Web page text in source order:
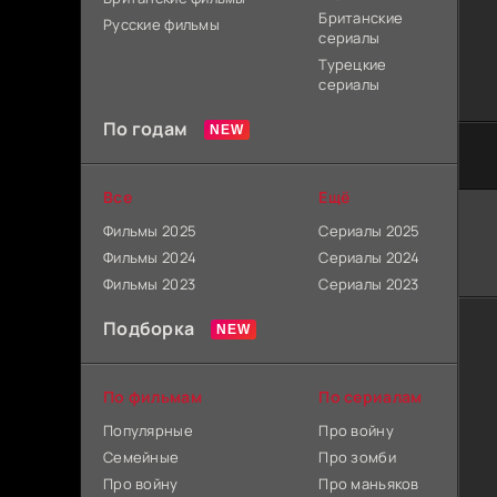
Русские фильмы
Британские
сериалы
Турецкие
сериалы
По годам
Все
Фильмы 2025
Фильмы 2024
Фильмы 2023
Ещё
Сериалы 2025
Сериалы 2024
Сериалы 2023
Подборка
По фильмам
Популярные
Семейные
Про войну
По сериалам
Про войну
Про зомби
Про маньяков